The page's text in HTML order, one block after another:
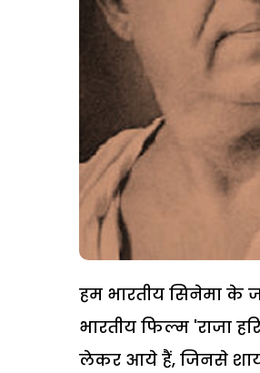
हम भारतीय सिनेमा के
भारतीय फिल्म 'राजा
लेकर आये हैं, जिनसे